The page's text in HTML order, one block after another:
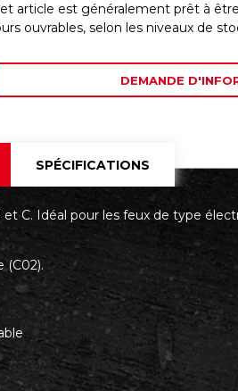
article est généralement prêt à
ouvrables, selon les niveaux de
DEMANDE
SPÉCIFICATIONS
C. Idéal pour les feux de type
(C02).